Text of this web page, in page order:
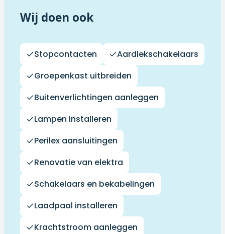
Wij doen ook
Stopcontacten
Aardlekschakelaars
Groepenkast uitbreiden
Buitenverlichtingen aanleggen
Lampen installeren
Perilex aansluitingen
Renovatie van elektra
Schakelaars en bekabelingen
Laadpaal installeren
Krachtstroom aanleggen